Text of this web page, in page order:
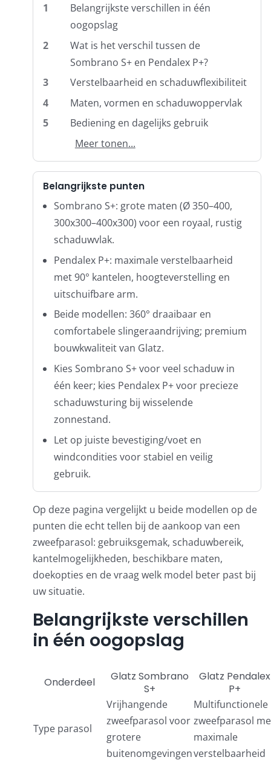
Glatz parasoldoeken
1
Belangrijkste verschillen in één
oogopslag
2
Wat is het verschil tussen de
Sombrano S+ en Pendalex P+?
3
Verstelbaarheid en schaduwflexibiliteit
4
Maten, vormen en schaduwoppervlak
5
Bediening en dagelijks gebruik
Meer tonen...
Belangrijkste punten
Sombrano S+: grote maten (Ø 350–400,
300x300–400x300) voor een royaal, rustig
schaduwvlak.
Pendalex P+: maximale verstelbaarheid
met 90° kantelen, hoogteverstelling en
uitschuifbare arm.
Beide modellen: 360° draaibaar en
comfortabele slingeraandrijving; premium
bouwkwaliteit van Glatz.
Kies Sombrano S+ voor veel schaduw in
één keer; kies Pendalex P+ voor precieze
schaduwsturing bij wisselende
zonnestand.
Let op juiste bevestiging/voet en
windcondities voor stabiel en veilig
gebruik.
Op deze pagina vergelijkt u beide modellen op de
punten die echt tellen bij de aankoop van een
zweefparasol: gebruiksgemak, schaduwbereik,
kantelmogelijkheden, beschikbare maten,
doekopties en de vraag welk model beter past bij
uw situatie.
Belangrijkste verschillen
in één oogopslag
Onderdeel
Glatz Sombrano
S+
Glatz Pendalex
P+
Type parasol
Vrijhangende
zweefparasol voor
grotere
buitenomgevingen
Multifunctionele
zweefparasol
maximale
verstelbaarheid